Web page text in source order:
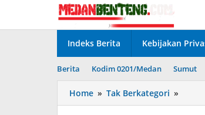
konten
Indeks Berita Kebijakan
Berita Kodim 0201/Medan Sumut
Home » Tak Berkategori »
0201-